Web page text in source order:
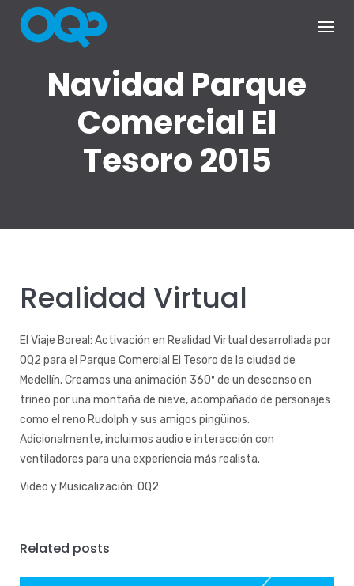
content
Navidad Parque
Comercial El
Tesoro 2015
Realidad Virtual
El Viaje Boreal: Activación en Realidad Virtual desarrollada por
OQ2 para el Parque Comercial El Tesoro de la ciudad de
Medellín. Creamos una animación 360º de un descenso en
trineo por una montaña de nieve, acompañado de personajes
como el reno Rudolph y sus amigos pingüinos.
Adicionalmente, incluimos audio e interacción con
ventiladores para una experiencia más realista.
Video y Musicalización: OQ2
Related posts